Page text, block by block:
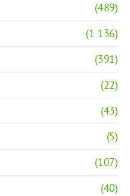
(489)
(1 136)
(391)
(22)
(43)
(5)
(107)
(40)